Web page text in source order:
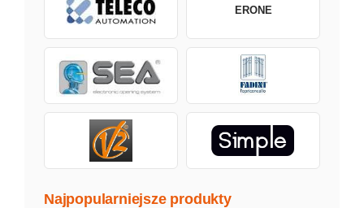
ERONE
Najpopularniejsze produkty